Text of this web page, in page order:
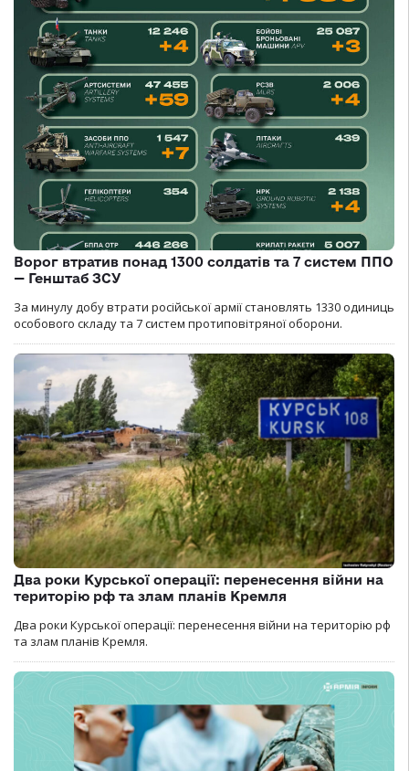
Ворог втратив понад 1300 солдатів та 7 систем ППО
— Генштаб ЗСУ
За минулу добу втрати російської армії становлять 1330 одиниць
особового складу та 7 систем протиповітряної оборони.
Два роки Курської операції: перенесення війни на
територію рф та злам планів Кремля
Два роки Курської операції: перенесення війни на територію рф
та злам планів Кремля.